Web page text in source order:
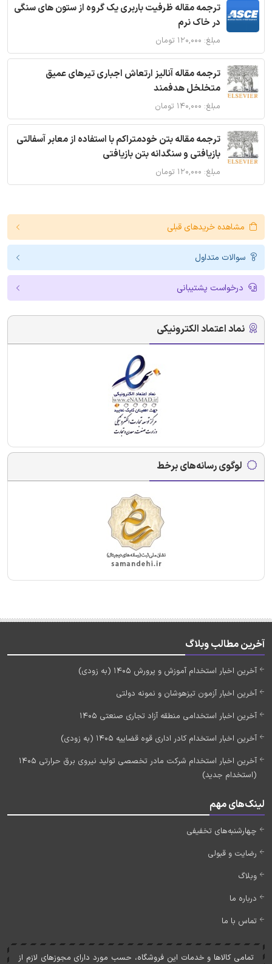
ترجمه مقاله ظرفیت باربری یک گروه از ستون های سنگی
در خاک نرم
مبلغ: ۱۲۰,۰۰۰ تومان
ترجمه مقاله آنالیز ارتعاش اجباری تیرهای عمیق
متخلخل هدفمند
مبلغ: ۱۴۰,۰۰۰ تومان
ترجمه مقاله بتن خودمتراکم با استفاده از معابر آسفالتی
بازیافتی و سنگدانه بتن بازیافتی
مبلغ: ۱۲۰,۰۰۰ تومان
مشاهده خریدهای قبلی
سوالات متداول
درخواست پشتیبانی
نماد اعتماد الکترونیکی
لوگوی رسانه‌های برخط
آخرین مطالب وبلاگ
آخرین اخبار استخدام آموزش و پرورش 1405 (به زودی)
آخرین اخبار آزمون تیزهوشان و نمونه دولتی
آخرین اخبار استخدامی منطقه آزاد تجاری صنعتی 1405
آخرین اخبار استخدام کادر اداری قوه قضاییه 1405 (به زودی)
آخرین اخبار استخدام شرکت مادر تخصصی تولید نیروی برق حرارتی 1405
(استخدام جدید)
لینک‌های مهم
چهارشنبه‌های تخفیفی
رضایت و قبولی
وبلاگ
درباره ما
تماس با ما
تمامی کالاها و خدمات اين فروشگاه، حسب مورد دارای مجوزهای لازم از